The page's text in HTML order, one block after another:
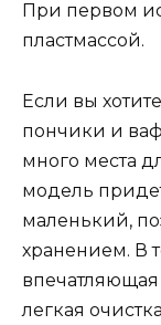
При первом
пластмассой.
Если вы
пончики и
много места
модель
маленький,
хранением. В
легкая